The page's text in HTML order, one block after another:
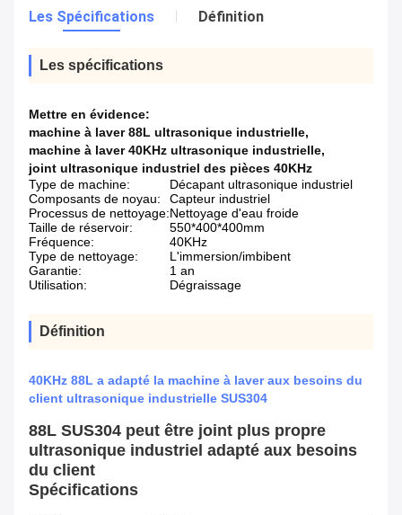
Les Spécifications Définition
Les spécifications
Mettre en évidence:
machine à laver 88L ultrasonique industrielle,
machine à laver 40KHz ultrasonique industrielle,
joint ultrasonique industriel des pièces 40KHz
Type de machine:
Décapant ultrasonique industriel
Composants de noyau:
Capteur industriel
Processus de nettoyage:Nettoyage d'eau froide
Taille de réservoir:
550*400*400mm
Fréquence:
40KHz
Type de nettoyage:
L'immersion/imbibent
Garantie:
1 an
Utilisation:
Dégraissage
Définition
40KHz 88L a adapté la machine à laver aux besoins du
client ultrasonique industrielle SUS304
88L SUS304 peut être joint plus propre
ultrasonique industriel adapté aux besoins
du client
Spécifications